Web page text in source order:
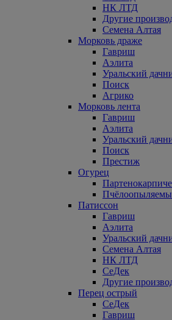
НК ЛТД
Другие
Семена Алтая
Морковь драже
Гавриш
Аэлита
Уральский
Поиск
Агрико
Морковь лента
Гавриш
Аэлита
Уральский
Поиск
Престиж
Огурец
Патиссон
Гавриш
Аэлита
Уральский
Семена Алтая
НК ЛТД
СеДек
Другие
Перец острый
СеДек
Гавриш